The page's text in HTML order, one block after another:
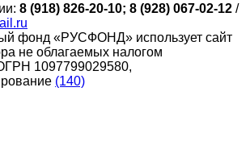
8 (918) 826-20-10; 8 (928) 067-02-12 /
фонд «РУСФОНД» использует сайт
не облагаемых налогом
1097799029580,
(140)